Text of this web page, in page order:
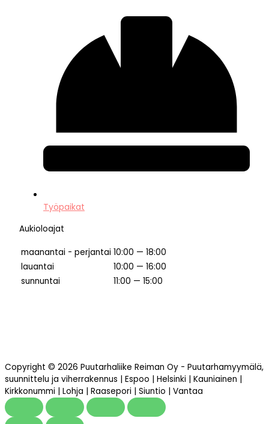
Työpaikat
Aukioloajat
maanantai - perjantai 10:00 — 18:00
lauantai
10:00 — 16:00
sunnuntai
11:00 — 15:00
Copyright © 2026 Puutarhaliike Reiman Oy - Puutarhamyymälä,
suunnittelu ja viherrakennus | Espoo | Helsinki | Kauniainen |
Kirkkonummi | Lohja | Raasepori | Siuntio | Vantaa